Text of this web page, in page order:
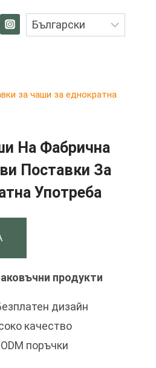
за чаши за еднократна
На Фабрична
Поставки За
Употреба
продукти
дизайн
качество
поръчки